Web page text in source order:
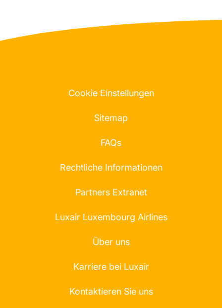
Cookie Einstellungen
Sitemap
FAQs
Rechtliche Informationen
Partners Extranet
Luxair Luxembourg Airlines
Über uns
Karriere bei Luxair
Kontaktieren Sie uns